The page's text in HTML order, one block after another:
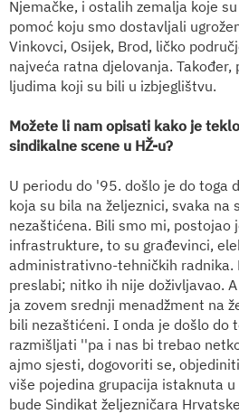
Njemačke, i ostalih zemalja koje
pomoć koju smo dostavljali
Vinkovci, Osijek, Brod, ličko
najveća ratna djelovanja. Također,
ljudima koji su bili u izbjeglištvu.
Možete li nam opisati kako je
sindikalne scene u HŽ-u?
U periodu do '95. došlo je do toga
koja su bila na željeznici, svaka na
nezaštićena. Bili smo mi, postojao
infrastrukture, to su građevinci,
administrativno-tehničkih radnika.
preslabi; nitko ih nije doživljavao.
ja zovem srednji menadžment na
bili nezaštićeni. I onda je došlo do
razmišljati ''pa i nas bi trebao
ajmo sjesti, dogovoriti se,
više pojedina grupacija istaknuta
bude Sindikat željezničara